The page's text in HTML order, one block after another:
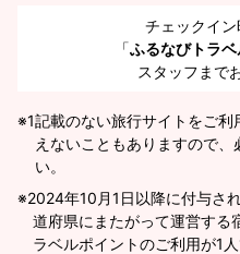
チェックイ
「ふるなびトラ
スタッフまで
※1記載のない旅行サイトをご
えないこともありますので
い。
2024年10月1日以降に付与さ
道府県にまたがって運営する
ラベルポイントのご利用が1